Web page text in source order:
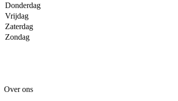
Donderdag
Vrijdag
Zaterdag
Zondag
Over ons